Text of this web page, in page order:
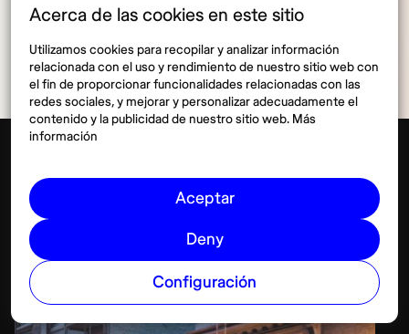
Acerca de las cookies en este sitio
Utilizamos cookies para recopilar y analizar información
relacionada con el uso y rendimiento de nuestro sitio web con
el fin de proporcionar funcionalidades relacionadas con las
redes sociales, y mejorar y personalizar adecuadamente el
contenido y la publicidad de nuestro sitio web. Más
información
Aceptar
Deny
Configuración
San Francisco
Ver más